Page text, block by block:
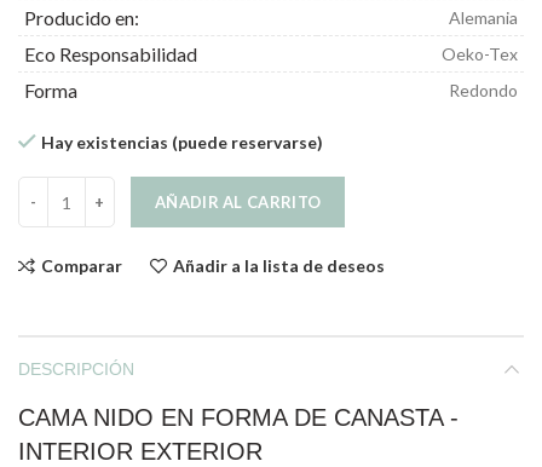
Producido en: Alemania
Eco Responsabilidad Oeko-Tex
Forma Redondo
Hay existencias (puede reservarse)
AÑADIR AL CARRITO
Comparar Añadir a la lista de deseos
DESCRIPCIÓN
CAMA NIDO EN FORMA DE CANASTA -
INTERIOR EXTERIOR